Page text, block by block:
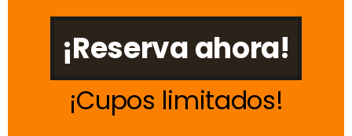
¡Reserva ahora!
Cupos limitados